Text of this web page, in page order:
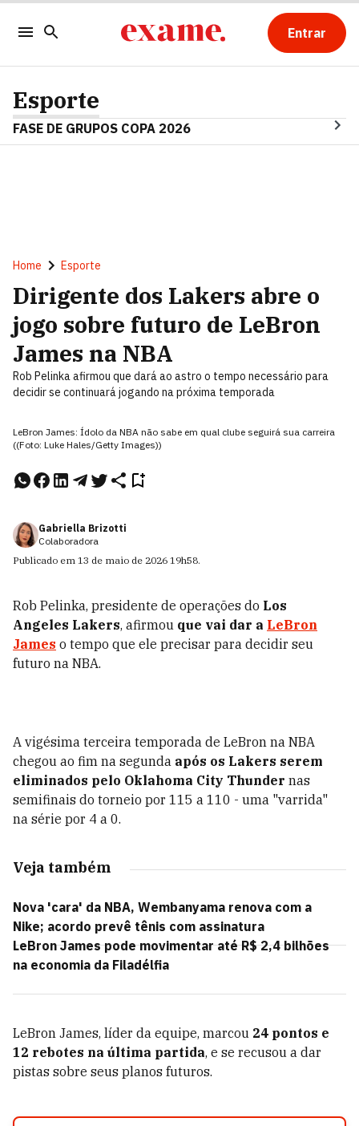
Entrar
Esporte
FASE DE GRUPOS COPA 2026
Home Esporte
Dirigente dos Lakers abre o
jogo sobre futuro de LeBron
James na NBA
Rob Pelinka afirmou que dará ao astro o tempo necessário para
decidir se continuará jogando na próxima temporada
LeBron James: Ídolo da NBA não sabe em qual clube seguirá sua carreira
((Foto: Luke Hales/Getty Images))
Gabriella Brizotti
Colaboradora
Publicado em 13 de maio de 2026 19h58.
Rob Pelinka, presidente de operações do Los
Angeles Lakers, afirmou que vai dar a LeBron
James o tempo que ele precisar para decidir seu
futuro na NBA.
A vigésima terceira temporada de LeBron na NBA
chegou ao fim na segunda após os Lakers serem
eliminados pelo Oklahoma City Thunder nas
semifinais do torneio por 115 a 110 - uma "varrida"
na série por 4 a 0.
Veja também
Nova 'cara' da NBA, Wembanyama renova com a
Nike; acordo prevê tênis com assinatura
LeBron James pode movimentar até R$ 2,4 bilhões
na economia da Filadélfia
LeBron James, líder da equipe, marcou 24 pontos e
12 rebotes na última partida, e se recusou a dar
pistas sobre seus planos futuros.